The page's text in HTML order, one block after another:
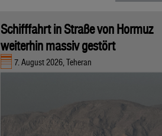
Schifffahrt in Straße von Hormuz
weiterhin massiv gestört
7. August 2026, Teheran